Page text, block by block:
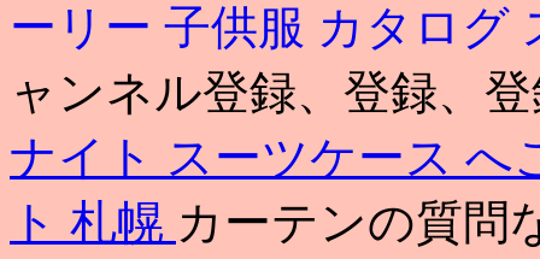
ーリー 子供服 カタログ
ャンネル登録、登録、
ナイト スーツケース へ
ト 札幌 カーテンの質問